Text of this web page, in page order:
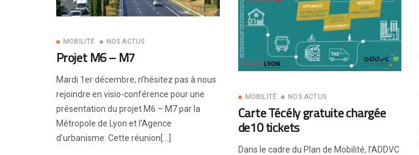
MOBILITÉ NOS ACTUS
Projet M6 – M7
Mardi 1er décembre, n’hésitez pas à nous
rejoindre en visio-conférence pour une
présentation du projet M6 – M7 par la
Métropole de Lyon et l’Agence
d’urbanisme. Cette réunion[…]
MOBILITÉ NOS ACTUS
Carte Técély gratuite chargée
de10 tickets
Dans le cadre du Plan de Mobilité, l’ADDVC